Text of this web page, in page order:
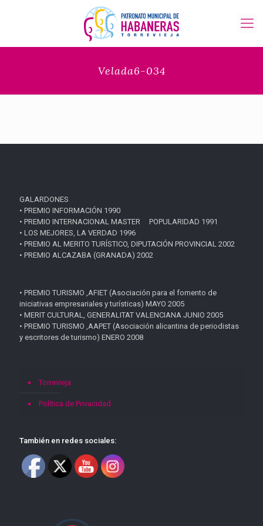
Velada6-034
GALARDONES
• PREMIO INFORMACIÓN 1990
• PREMIO INTERNACIONAL MASTER POPULARIDAD 1991
• LOS MEJORES, LA VERDAD 1996
• PREMIO AL MERITO TURÍSTICO, DIPUTACIÓN PROVINCIAL 2002
• PREMIO ALCAZABA (GRANADA) 2002
• PREMIO TURISMO ,AFIET (Asociación para el fomento de
iniciativas empresariales y turísticas) MAYO 2005
• MERIT CULTURAL, GENERALITAT VALENCIANA JUNIO 2005
• PREMIO TURISMO ,AAPET (Asociación alicantina de periodistas
y escritores de turismo) ENERO 2008
Torrevieja
Política de Privacidad
También en redes sociales: